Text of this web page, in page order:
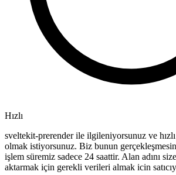
Hızlı
sveltekit-prerender ile ilgileniyorsunuz ve
olmak istiyorsunuz. Biz bunun
işlem süremiz sadece 24 saattir. Alan adını
aktarmak için gerekli verileri almak icin